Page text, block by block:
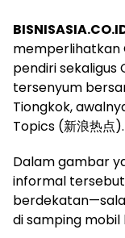
memperlihatkan
pendiri sekaligus
tersenyum
Tiongkok,
Topics (新浪热点).
Dalam gambar
informal
di samping mobil